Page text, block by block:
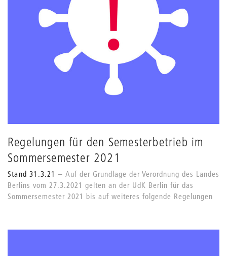
Regelungen für den Semesterbetrieb im
Sommersemester 2021
Stand 31.3.21
Auf der Grundlage der Verordnung des Landes
Berlins vom 27.3.2021 gelten an der UdK Berlin für das
Sommersemester 2021 bis auf weiteres folgende Regelungen